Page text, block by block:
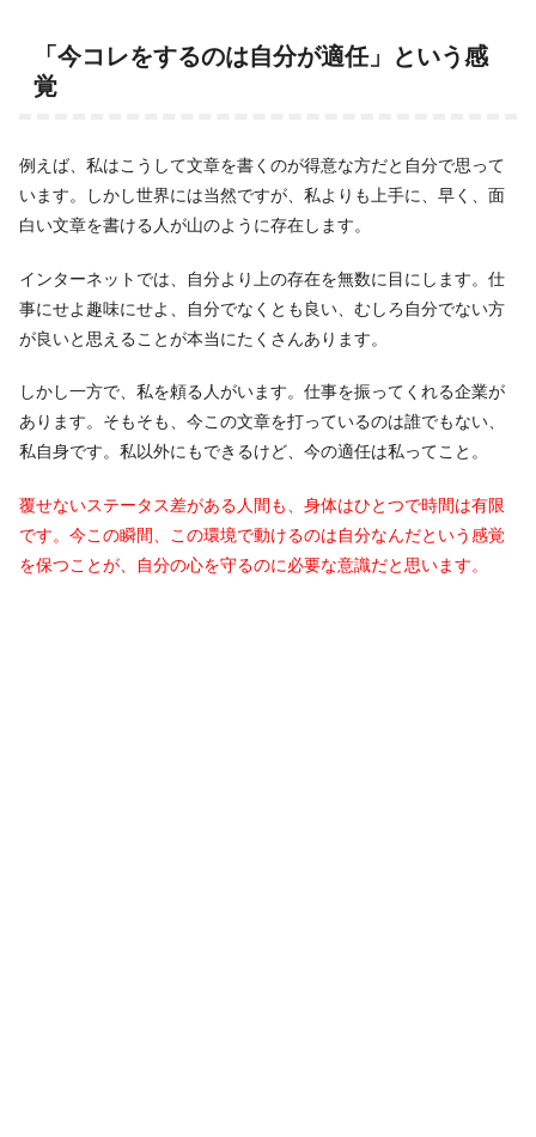
「今コレをするのは自分が適任」という感
覚
例えば、私はこうして文章を書くのが得意な方だと自分で思って
います。しかし世界には当然ですが、私よりも上手に、早く、面
白い文章を書ける人が山のように存在します。
インターネットでは、自分より上の存在を無数に目にします。仕
事にせよ趣味にせよ、自分でなくとも良い、むしろ自分でない方
が良いと思えることが本当にたくさんあります。
しかし一方で、私を頼る人がいます。仕事を振ってくれる企業が
あります。そもそも、今この文章を打っているのは誰でもない、
私自身です。私以外にもできるけど、今の適任は私ってこと。
覆せないステータス差がある人間も、身体はひとつで時間は有限
です。今この瞬間、この環境で動けるのは自分なんだという感覚
を保つことが、自分の心を守るのに必要な意識だと思います。